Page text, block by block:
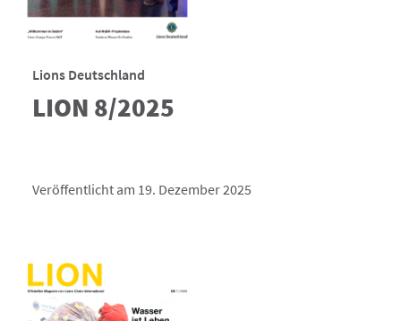
Lions Deutschland
LION 8/2025
Veröffentlicht am 19. Dezember 2025